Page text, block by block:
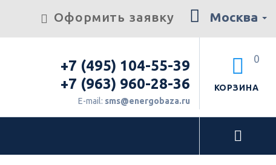
Москва
Оформить заявку
КОРЗИНА
0
+7 (495) 104-55-39
+7 (963) 960-28-36
E-mail: sms@energobaza.ru